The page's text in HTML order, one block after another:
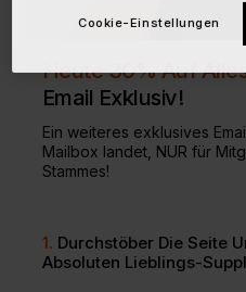
Heute 30% Auf
Email Exklusiv!
Ein weiteres exklusives
Mailbox landet, NUR für
Stammes!
1. Durchstöber Die Seite
Absoluten Lieblings-
Cookie-Einstellungen